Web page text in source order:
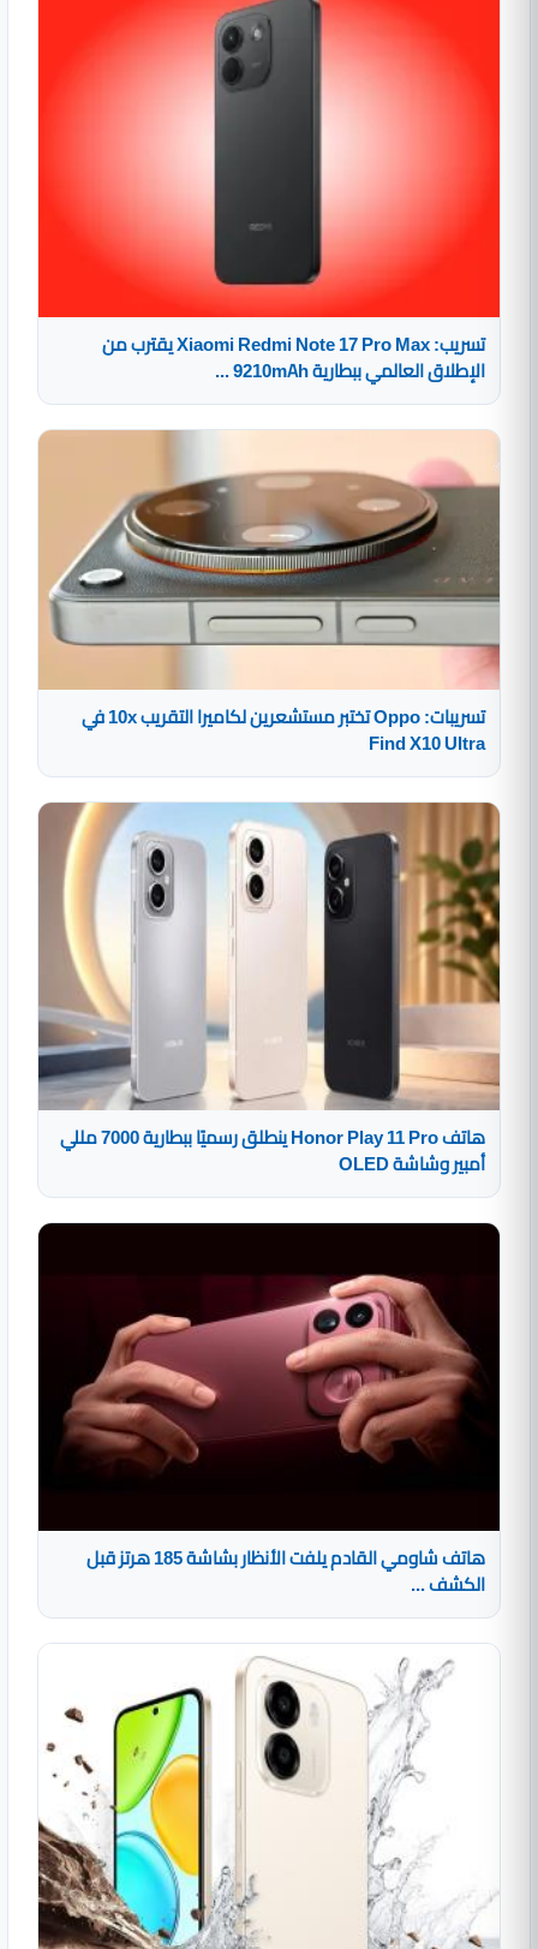
تسريب: Xiaomi Redmi Note 17 Pro Max يقترب من
الإطلاق العالمي ببطارية 9210mAh ...
تسريبات: Oppo تختبر مستشعرين لكاميرا التقريب 10x في
Find X10 Ultra
هاتف Honor Play 11 Pro ينطلق رسميًا ببطارية 7000 مللي
أمبير وشاشة OLED
هاتف شاومي القادم يلفت الأنظار بشاشة 185 هرتز قبل
الكشف ...